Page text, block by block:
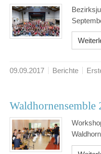
09.09.2017 Berichte
Waldhornensemble